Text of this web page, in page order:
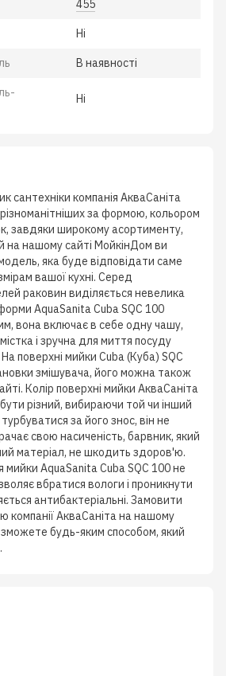
455
Нi
В наявності
Hi
сантехніки компанія АкваСаніта
за формою, кольором
завдяки широкому асортименту,
на нашому сайті МойкінДом ви
яка буде відповідати саме
вашої кухні. Серед
раковин виділяється невелика
AquaSanita Cuba SQC 100
вона включає в себе одну чашу,
і зручна для миття посуду
поверхні мийки Cuba (Куба) SQC
змішувача, його можна також
Колір поверхні мийки АкваСаніта
різний, вибираючи той чи інший
за його знос, він не
свою насиченість, барвник, який
матеріал, не шкодить здоров'ю.
AquaSanita Cuba SQC 100 не
вбратися вологи і проникнути
антибактеріальні. Замовити
компанії АкваСаніта на нашому
будь-яким способом, який